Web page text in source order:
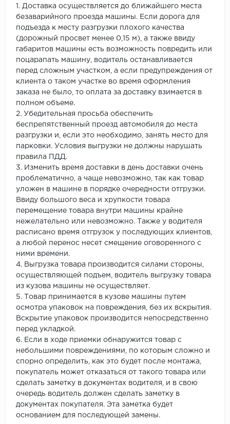
1. Доставка осуществляется до ближайшего места
безаварийного проезда машины. Если дорога для
подъезда к месту разгрузки плохого качества
(дорожный просвет менее 0,15 м), а также ввиду
габаритов машины есть возможность повредить или
поцарапать машину, водитель останавливается
перед сложным участком, а если предупреждения от
клиента о таком участке во время оформления
заказа не было, то оплата за доставку взимается в
полном объеме.
2. Убедительная просьба обеспечить
беспрепятственный проезд автомобиля до места
разгрузки и, если это необходимо, занять место для
парковки. Условия выгрузки не должны нарушать
правила ПДД.
3. Изменить время доставки в день доставки очень
проблематично, а чаще невозможно, так как товар
уложен в машине в порядке очередности отгрузки.
Ввиду большого веса и хрупкости товара
перемещение товара внутри машины крайне
нежелательно или невозможно. Также у водителя
расписано время отгрузок у последующих клиентов,
а любой перенос несет смещение оговоренного с
ними времени.
4. Выгрузка товара производится силами стороны,
осуществляющей подъем, водитель выгрузку товара
из кузова машины не осуществляет.
5. Товар принимается в кузове машины путем
осмотра упаковок на повреждения, без их вскрытия.
Вскрытие упаковок производится непосредственно
перед укладкой.
6. Если в ходе приемки обнаружится товар с
небольшими повреждениями, по которым сложно и
спорно определить, как это будет после монтажа,
покупатель может отказаться от такого товара или
сделать заметку в документах водителя, и в свою
очередь водитель должен сделать заметку в
документах покупателя. Эта заметка будет
основанием для последующей замены.